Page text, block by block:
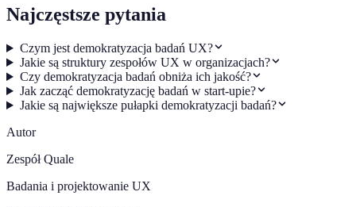
Najczęstsze pytania
Czym jest demokratyzacja badań UX?
Jakie są struktury zespołów UX w organizacjach?
Czy demokratyzacja badań obniża ich jakość?
Jak zacząć demokratyzację badań w start-upie?
Jakie są największe pułapki demokratyzacji badań?
Autor
Zespół Quale
Badania i projektowanie UX